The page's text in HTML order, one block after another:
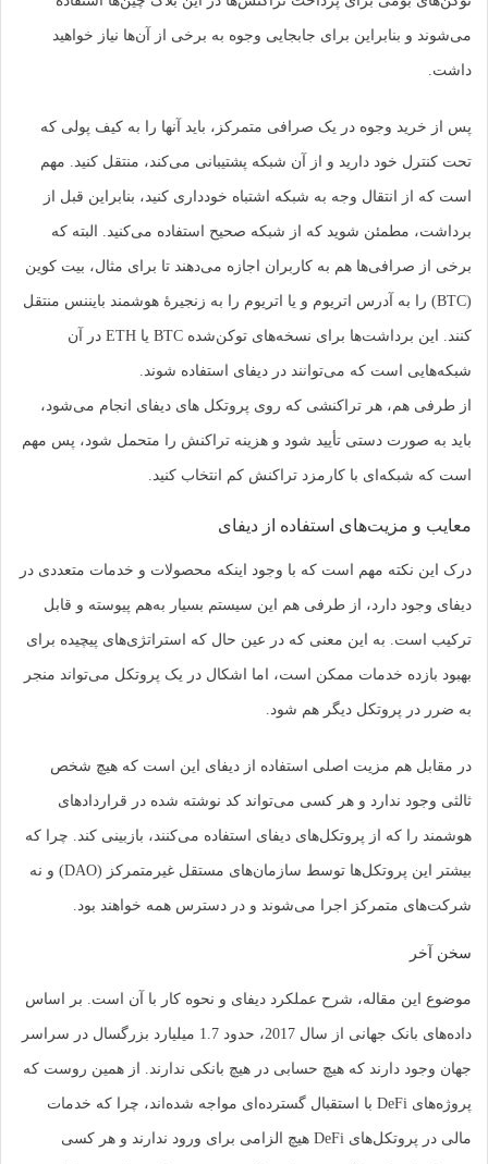
می‌شوند و بنابراین برای جابجایی وجوه به برخی از آن‌ها نیاز خواهید
داشت.
پس از خرید وجوه در یک صرافی متمرکز، باید آنها را به کیف پولی که
تحت کنترل خود دارید و از آن شبکه پشتیبانی می‌کند، منتقل کنید. مهم
است که از انتقال وجه به شبکه اشتباه خودداری کنید، بنابراین قبل از
برداشت، مطمئن شوید که از شبکه صحیح استفاده می‌کنید. البته که
برخی از صرافی‌ها هم به کاربران اجازه می‌دهند تا برای مثال، بیت کوین
(BTC) را به آدرس اتریوم و یا اتریوم را به زنجیرۀ هوشمند بایننس منتقل
کنند. این برداشت‌ها برای نسخه‌های توکن‌شده BTC یا ETH در آن
شبکه‌هایی است که می‌توانند در دیفای استفاده شوند.
از طرفی هم، هر تراکنشی که روی پروتکل های دیفای انجام می‌شود،
باید به صورت دستی تأیید شود و هزینه تراکنش را متحمل شود، پس مهم
است که شبکه‌ای با کارمزد تراکنش کم انتخاب کنید.
معایب و مزیت‌های استفاده از دیفای
درک این نکته مهم است که با وجود اینکه محصولات و خدمات متعددی در
دیفای وجود دارد، از طرفی هم این سیستم بسیار به‌هم پیوسته و قابل
ترکیب است. به این معنی که در عین حال که استراتژی‌های پیچیده برای
بهبود بازده خدمات ممکن است، اما اشکال در یک پروتکل می‌تواند منجر
به ضرر در پروتکل دیگر هم شود.
در مقابل هم مزیت اصلی استفاده از دیفای این است که هیچ شخص
ثالثی وجود ندارد و هر کسی می‌تواند کد نوشته شده در قراردادهای
هوشمند را که از پروتکل‌های دیفای استفاده می‌کنند، بازبینی کند. چرا که
بیشتر این پروتکل‌ها توسط سازمان‌های مستقل غیرمتمرکز (DAO) و نه
شرکت‌های متمرکز اجرا می‌شوند و در دسترس همه خواهند بود.
سخن آخر
موضوع این مقاله، شرح عملکرد دیفای و نحوه کار با آن است. بر اساس
داده‌های بانک جهانی از سال 2017، حدود 1.7 میلیارد بزرگسال در سراسر
جهان وجود دارند که هیچ حسابی در هیچ بانکی ندارند. از همین روست که
پروژه‌های DeFi با استقبال گسترده‌ای مواجه شده‌اند، چرا که خدمات
مالی در پروتکل‌های DeFi هیچ الزامی برای ورود ندارند و هر کسی